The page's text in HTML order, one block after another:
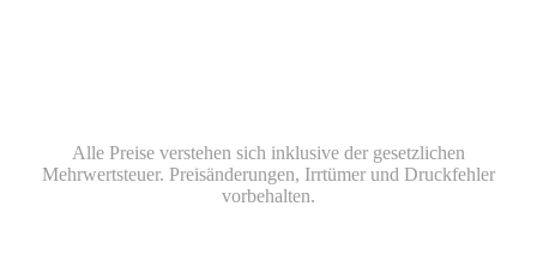
Alle Preise verstehen sich inklusive der gesetzlichen
Mehrwertsteuer. Preisänderungen, Irrtümer und Druckfehler
vorbehalten.